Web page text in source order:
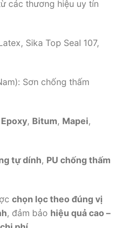
các thương hiệu uy tín
Sika Top Seal 107,
Sơn chống thấm
, Bitum, Mapei,
tự dính, PU chống thấm
chọn lọc theo đúng vị
, đảm bảo hiệu quả cao –